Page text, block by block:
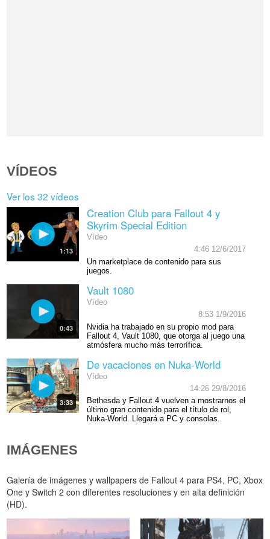
VÍDEOS
Ver los 32 vídeos
1:13
Creation Club para Fallout 4 y
Skyrim Special Edition
Vídeo
4:46 12/6/2017
Un marketplace de contenido para sus
juegos.
0:43
Vault 1080
Vídeo
8:53 1/9/2016
Nvidia ha trabajado en su propio mod para
Fallout 4, Vault 1080, que otorga al juego una
atmósfera mucho más terrorífica.
3:33
De vacaciones en Nuka-World
Vídeo
14:26 29/8/2016
Bethesda y Fallout 4 vuelven a mostrarnos el
último gran contenido para el título de rol,
Nuka-World. Llegará a PC y consolas.
IMÁGENES
Galería de imágenes y wallpapers de Fallout 4 para PS4, PC, Xbox
One y Switch 2 con diferentes resoluciones y en alta definición
(HD).